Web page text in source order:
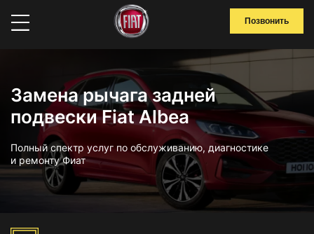
Позвонить
Замена рычага задней
подвески Fiat Albea
Полный спектр услуг по обслуживанию, диагностике
и ремонту Фиат